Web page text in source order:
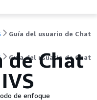
Guía del usuario de Chat
Guía del usuario de Chat
de Chat
de enfoque